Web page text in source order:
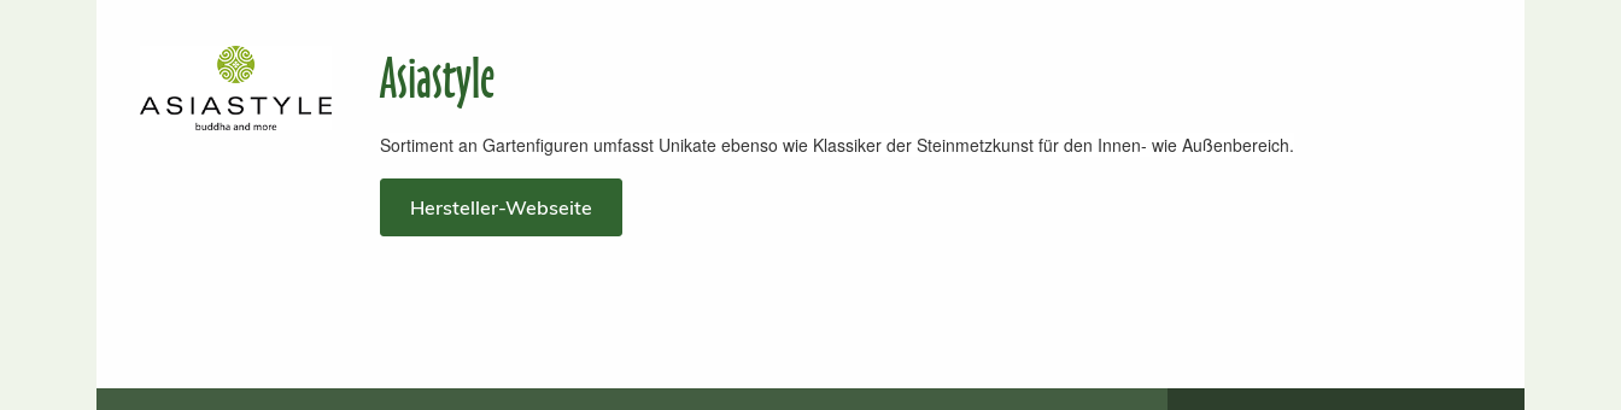
Asiastyle
Sortiment an Gartenfiguren umfasst Unikate ebenso wie Klassiker der Steinmetzkunst für den Innen- wie Außenbereich.
Hersteller-Webseite